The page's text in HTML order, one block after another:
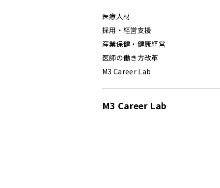
医療人材
採用・経営支援
産業保健・健康経営
医師の働き方改革
M3 Career Lab
M3 Career Lab